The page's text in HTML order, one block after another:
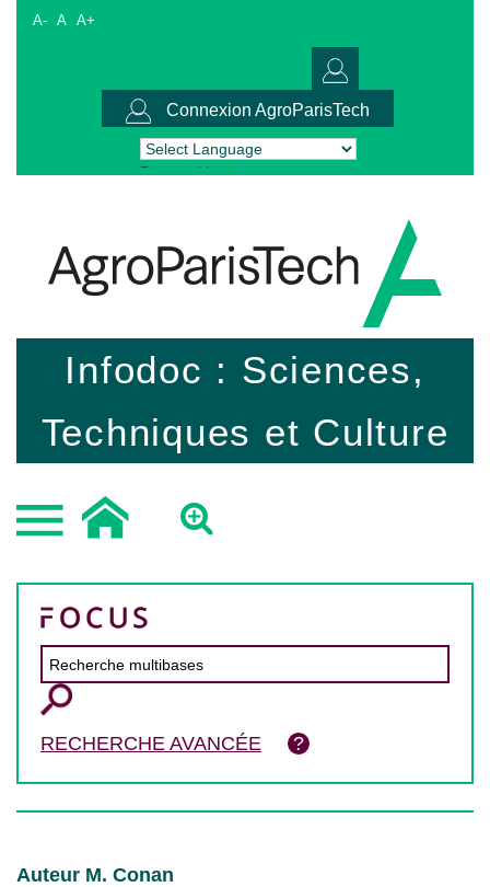
A- A A+
Connexion AgroParisTech
Powered by Translate
Infodoc : Sciences,
Techniques et Culture
RECHERCHE AVANCÉE
Auteur M. Conan